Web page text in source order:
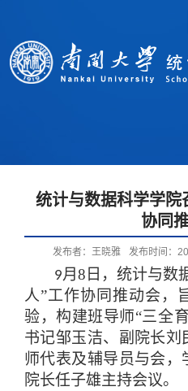
统计与数据科学学院
协同
发布者：王晓雅 发布时间：
9月8 日 ， 统计与数
人”工作协同推动会 ，
验，构建班导师“三全
书记邹玉洁、 副院长刘
师代表及辅导员与会 ，
院长任子雄主持会议。